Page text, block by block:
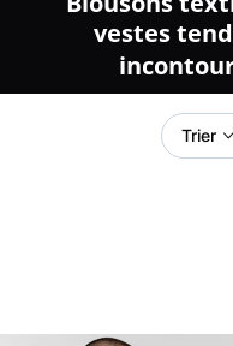
vestes
Trier